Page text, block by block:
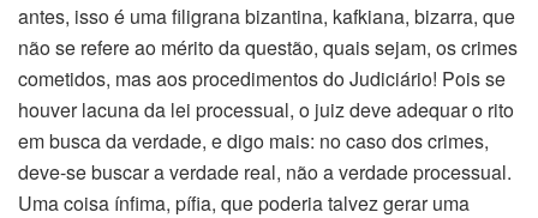
antes, isso é uma filigrana bizantina, kafkiana, bizarra, que
não se refere ao mérito da questão, quais sejam, os crimes
cometidos, mas aos procedimentos do Judiciário! Pois se
houver lacuna da lei processual, o juiz deve adequar o rito
em busca da verdade, e digo mais: no caso dos crimes,
deve-se buscar a verdade real, não a verdade processual.
Uma coisa ínfima, pífia, que poderia talvez gerar uma